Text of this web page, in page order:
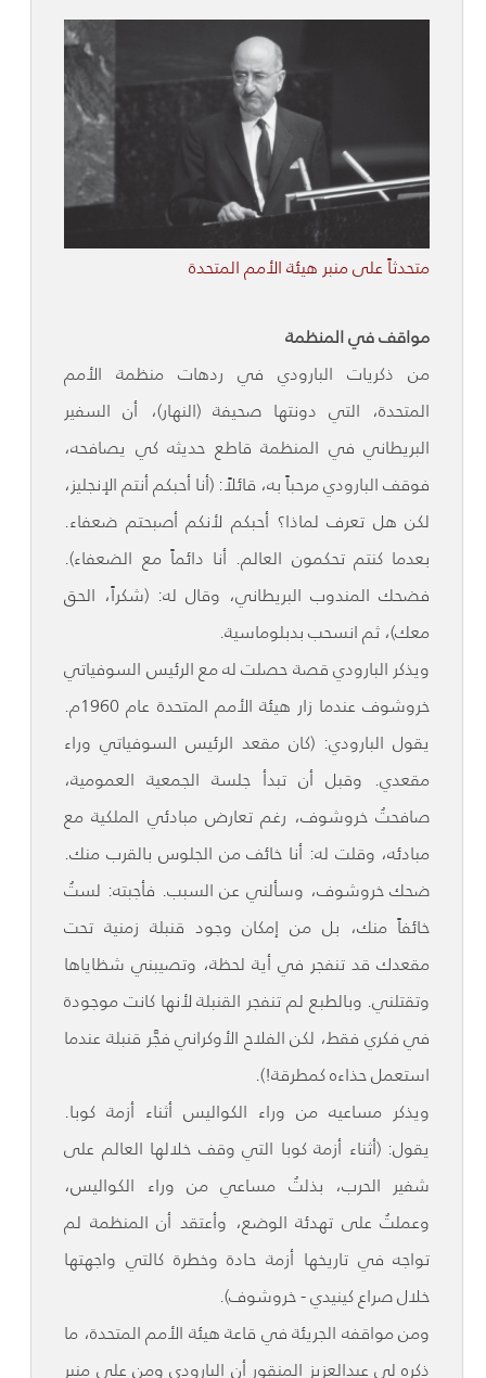
متحدثاً على منبر هيئة الأمم المتحدة
مواقف في المنظمة
من ذكريات البارودي في ردهات منظمة الأمم
المتحدة، التي دونتها صحيفة (النهار)، أن السفير
البريطاني في المنظمة قاطع حديثه كي يصافحه،
فوقف البارودي مرحباً به، قائلاً: (أنا أحبكم أنتم الإنجليز،
لكن هل تعرف لماذا؟ أحبكم لأنكم أصبحتم ضعفاء.
بعدما كنتم تحكمون العالم. أنا دائماً مع الضعفاء).
فضحك المندوب البريطاني، وقال له: (شكراً، الحق
معك)، ثم انسحب بدبلوماسية.
ويذكر البارودي قصة حصلت له مع الرئيس السوفياتي
خروشوف عندما زار هيئة الأمم المتحدة عام 1960م.
يقول البارودي: (كان مقعد الرئيس السوفياتي وراء
مقعدي. وقبل أن تبدأ جلسة الجمعية العمومية،
صافحتُ خروشوف، رغم تعارض مبادئي الملكية مع
مبادئه، وقلت له: أنا خائف من الجلوس بالقرب منك.
ضحك خروشوف، وسألني عن السبب. فأجبته: لستُ
خائفاً منك، بل من إمكان وجود قنبلة زمنية تحت
مقعدك قد تنفجر في أية لحظة، وتصيبني شظاياها
وتقتلني. وبالطبع لم تنفجر القنبلة لأنها كانت موجودة
في فكري فقط، لكن الفلاح الأوكراني فجَّر قنبلة عندما
استعمل حذاءه كمطرقة!).
ويذكر مساعيه من وراء الكواليس أثناء أزمة كوبا.
يقول: (أثناء أزمة كوبا التي وقف خلالها العالم على
شفير الحرب، بذلتُ مساعي من وراء الكواليس،
وعملتُ على تهدئة الوضع، وأعتقد أن المنظمة لم
تواجه في تاريخها أزمة حادة وخطرة كالتي واجهتها
خلال صراع كينيدي - خروشوف).
ومن مواقفه الجريئة في قاعة هيئة الأمم المتحدة، ما
ذكره لي عبدالعزيز المنقور أن البارودي ومن على منبر